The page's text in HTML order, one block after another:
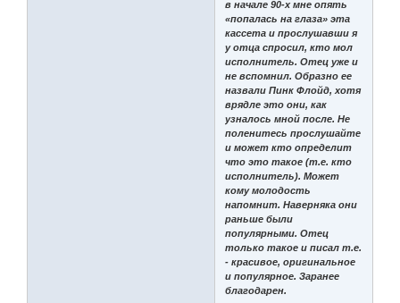
в начале 90-х мне опять
«попалась на глаза» эта
кассета и прослушавши я
у отца спросил, кто мол
исполнитель. Отец уже и
не вспомнил. Образно ее
назвали Пинк Флойд, хотя
врядле это они, как
узналось мной после. Не
поленитесь прослушайте
и может кто определит
что это такое (т.е. кто
исполнитель). Может
кому молодость
напомнит. Наверняка они
раньше были
популярными. Отец
только такое и писал т.е.
- красивое, оригинальное
и популярное. Заранее
благодарен.